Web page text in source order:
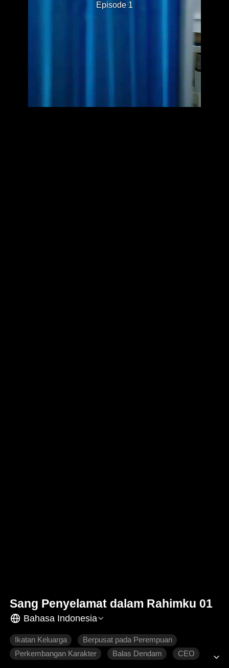
Episode 1
Sang Penyelamat dalam Rahimku 01
Bahasa Indonesia
Ikatan Keluarga
Berpusat pada Perempuan
Perkembangan Karakter
Balas Dendam CEO